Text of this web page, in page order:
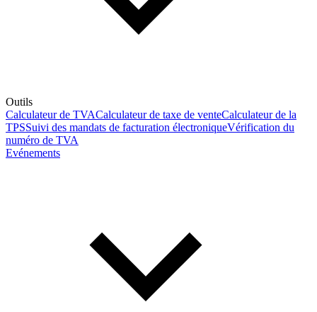
Outils
Calculateur de TVACalculateur de taxe de venteCalculateur de la
TPSSuivi des mandats de facturation électroniqueVérification du
numéro de TVA
Evénements